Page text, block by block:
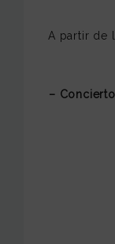
A partir de
–